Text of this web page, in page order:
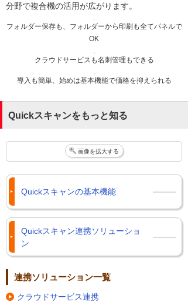
分野で複合機の活用が広がります。
フォルダー保存も、フォルダーから印刷も全てパネルで
OK
クラウドサービスも名刺管理もできる
導入も簡単、始めは基本機能で価格を抑えられる
Quickスキャンをもっと知る
画像を拡大する
Quickスキャンの基本機能
Quickスキャン連携ソリューショ
ン
連携ソリューション一覧
クラウドサービス連携